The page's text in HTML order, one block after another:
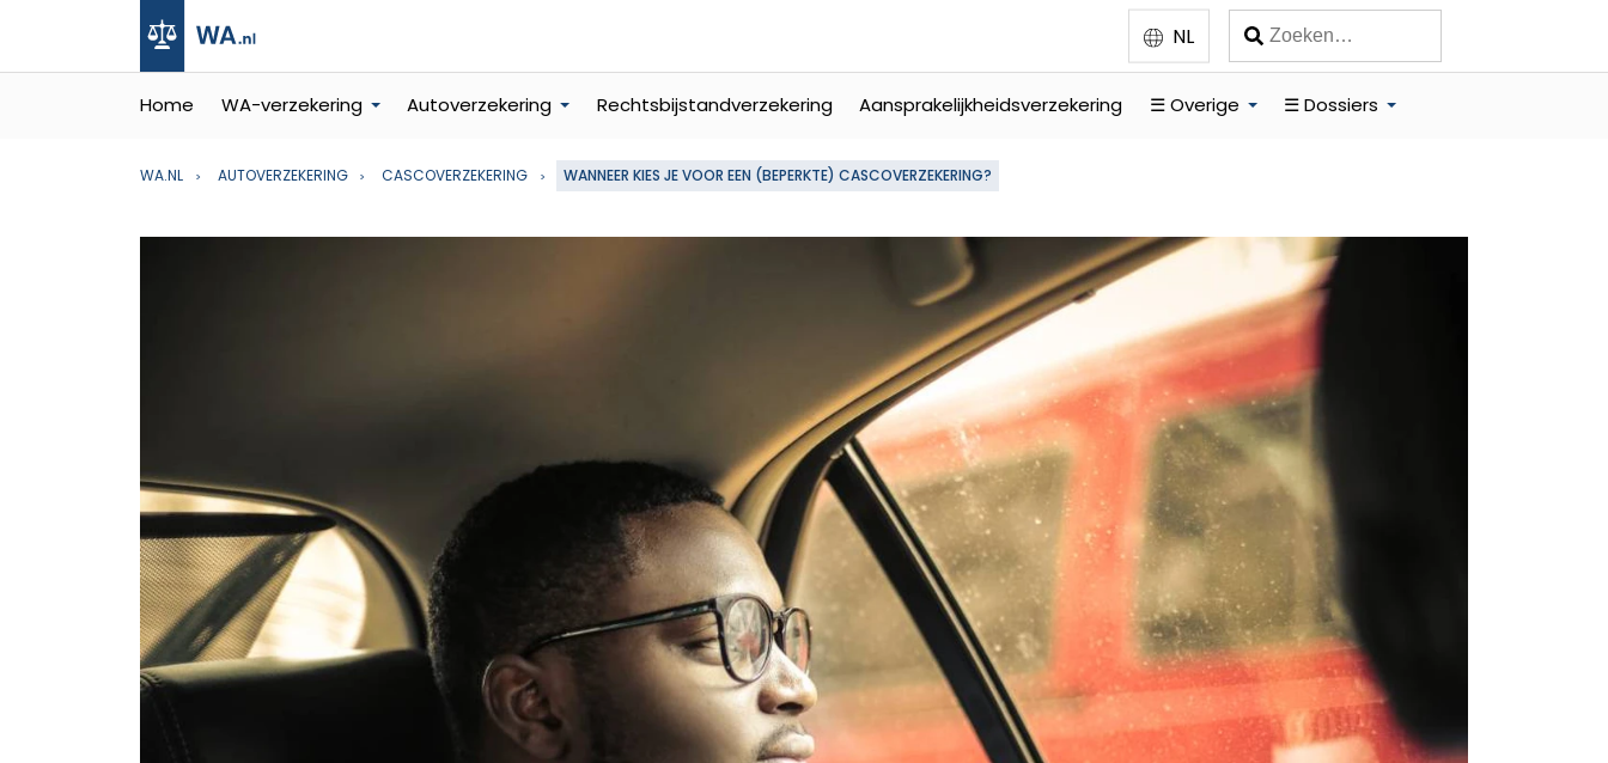
NL
Home WA-verzekering Autoverzekering Rechtsbijstandverzekering Aansprakelijkheidsverzekering ☰ Overige ☰ Dossiers
WA.NL AUTOVERZEKERING CASCOVERZEKERING WANNEER KIES JE VOOR EEN (BEPERKTE) CASCOVERZEKERING?